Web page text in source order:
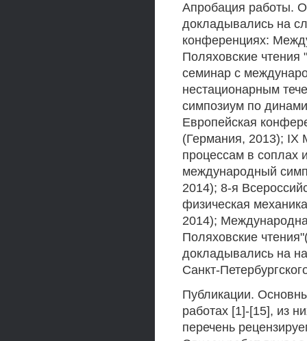
Апробация работы.
докладывались на
конференциях:
Поляховские чтения
семинар с
нестационарным
симпозиум по
Европейская
(Германия, 2013);
процессам в
международный
2014); 8-я
физическая
2014);
Поляховские
докладывались на
Санкт-
Публикации.
работах [1]-[15], из
перечень